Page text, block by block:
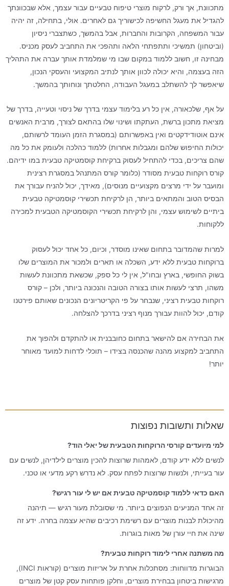
מתכוונת, אך ורק, לרקוח מוצרי טיפוח טבעיים עבור עצמך, אלא שבכוונתך
להגדיל את מעגל החשיפה לכישוריך גם לאחרים. אולי, בתחילה, זה יהיה
עבור המשפחה, הקרובות והחברות, אבל בהמשך, כשתצברי ניסיון
(וביטחון) תמשיכי ותתפתחי הלאה ותהפכי את התחביב לעסק מכניס.
מבחינה זו, חשוב ללמוד במקום שבו מי שמלמדת אותך עברה את התהליך
הזה בעצמה, והיא יכולה לכוון אותך לנתיב המקצועי והעסקי הנכון,
שיאפשר לך להשתלב במעגל העבודה, החלטתך ונוחותך בהמשך.
על אף, שלכאורה, אין כל רע בלימוד עצמי בדרך של ניסוי וטעייה, בדרך של
מציאת מתכון ברשת, העתקתו ושינוי שלו בהתאם לצורך, מרבית האנשים
אינם אוטודידקטים ואין באפשרותם (במסגרת הזמן העומד לרשותם,
יכולות החיפוש שלהם ומגבלות אחרות) ללמוד כהלכה ולעומק את כל מה
שהם צריכים, בכדי להתחיל לעסוק ברקיחת קוסמטיקה טבעית במו ידיהם.
קורס רוקחות טבעית מסודר (כלומר קורס המתנהל במסגרת רצינית
ומועבר על ידי מרצים מקצועיים מנוסים), מאידך, יכול להניח עבורך את
הבסיס הטוב והמתאים ביותר, הן לרקיחת תכשירי קוסמטיקה טבעית
ביתיים לשימוש עצמי, והן לרקיחת תכשירי הקוסמטיקה הטבעית למכירה
ללקוחות.
למרות שהמדובר בתחום שאינו מוסדר, וכיום, כל אחד יכול לעסוק
ברוקחות טבעית ללא ידע, השכלה או תארים ולמכור את המוצרים שלו
בשוק החופשי, בארץ ובחו"ל, אין לי כל ספק, שכשאת מתכוונת לעשות
משהו, תרצי לעשות אותו בצורה הטובה והנכונה ביותר, ולכן – קורס
רוקחות טבעית רציני, שנבחר על פי הקריטריונים הנכונים שאותם פירטנו
קודם, יכול להוות עבורך מנוף רציני בדרכך להצלחה.
את הבחירה אם להישאר בתחום כחובבנית או להתקדם ולהפוך את
התחביב למקצוע מהנה שהכנסה בצידו – תוכלי לדחות למועד מאוחר
יותר!
שאלות ותשובות נפוצות
למי מיועדים קורסי הרוקחות הטבעית של יאלי הוד?
לנשים ללא ידע קודם, לאמהות שרוצות להכין מוצרים לילדיהן, לנשים עם
עור בעייתי, ולנשות שרוצות לפתח עסק. לא נדרש רקע מדעי או טכני.
האם כדאי ללמוד קוסמטיקה טבעית אם יש לי עור רגיש?
זה אחד המניעים הנפוצים ביותר. מי שסובלת מעור רגיש — תיהנה
מהיכולת לבנות מוצרים עם רשימת רכיבים שהיא עצמה בחרה. ידע זה
שינה את חיי עורן של מאות בוגרות.
מה משתנה אחרי לימוד רוקחות טבעית?
הבוגרות מדווחות: מסתכלות אחרת על אריזות מוצרים (קוראות INCI),
מרגישות ביטחון בבחירת מוצרים, וחלקן פותחות עסק קטן של מוצרים